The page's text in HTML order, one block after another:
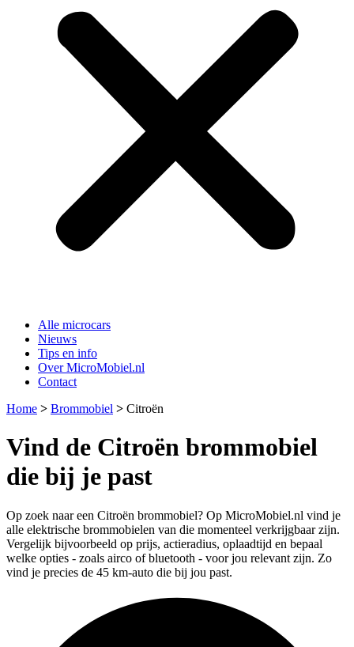
Alle microcars
Nieuws
Tips en info
Over MicroMobiel.nl
Contact
Home > Brommobiel > Citroën
Vind de Citroën brommobiel
die bij je past
Op zoek naar een Citroën brommobiel? Op MicroMobiel.nl vind je
alle elektrische brommobielen van die momenteel verkrijgbaar zijn.
Vergelijk bijvoorbeeld op prijs, actieradius, oplaadtijd en bepaal
welke opties - zoals airco of bluetooth - voor jou relevant zijn. Zo
vind je precies de 45 km-auto die bij jou past.